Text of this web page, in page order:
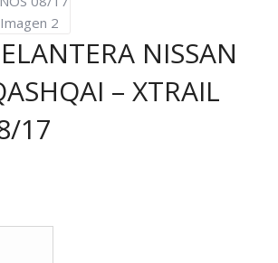
NISSAN
– XTRAIL
17